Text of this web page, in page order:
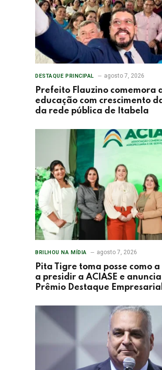
DESTAQUE PRINCIPAL agosto 7, 2026
Prefeito Flauzino comemora
educação com crescimento
da rede pública de Itabela
BRILHOU NA MÍDIA agosto 7, 2026
Pita Tigre toma posse como
a presidir a ACIASE e
Prêmio Destaque Empresarial